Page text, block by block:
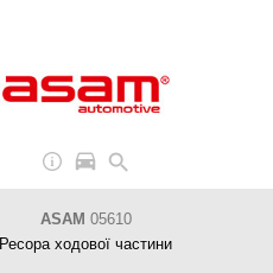
ASAM 05610
Ресора ходової частини